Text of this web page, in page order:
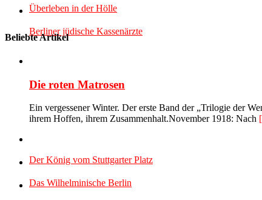
Überleben in der Hölle
Berliner jüdische Kassenärzte
Beliebte Artikel
Die roten Matrosen
Ein vergessener Winter. Der erste Band der „Trilogie der
ihrem Hoffen, ihrem Zusammenhalt.November 1918: Nach
Der König vom Stuttgarter Platz
Das Wilhelminische Berlin